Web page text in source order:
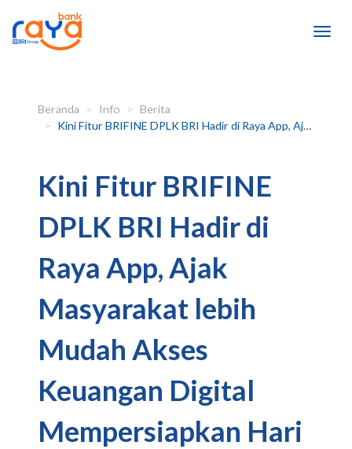
Beranda Info
Berita
Kini Fitur BRIFINE DPLK BRI Hadir di Raya App, Ajak Masyarakat lebih Mudah Akses Keuangan Digital Mempersiapkan Hari Tua
Kini Fitur BRIFINE
DPLK BRI Hadir di
Raya App, Ajak
Masyarakat lebih
Mudah Akses
Keuangan Digital
Mempersiapkan Hari